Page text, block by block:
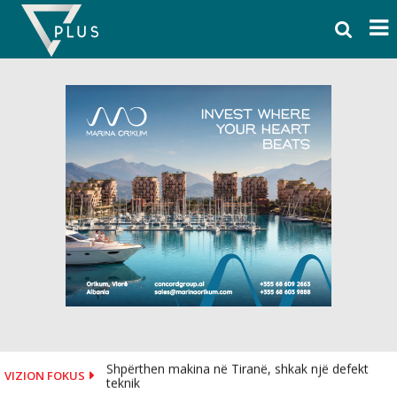
Skip
content
VIZION FOKUS
Shpërthen makina në Tiranë, shkak një defekt
teknik